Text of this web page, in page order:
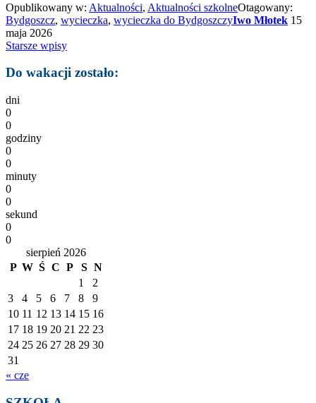
Opublikowany w: Aktualności, Aktualności szkolneOtagowany:
Bydgoszcz, wycieczka, wycieczka do BydgoszczyIwo Młotek 15
maja 2026
Nawigacja
po
Starsze wpisy
Do wakacji zostało:
dni
0
0
godziny
0
0
minuty
0
0
sekund
0
0
sierpień 2026
P W Ś C P S N
1
2
3
4 5 6 7 8
9
10 11 12 13 14 15 16
17 18 19 20 21 22 23
24 25 26 27 28 29 30
31
« cze